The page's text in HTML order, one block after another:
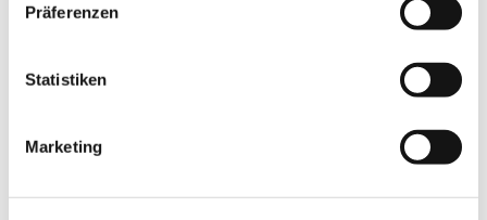
Präferenzen
Statistiken
Marketing